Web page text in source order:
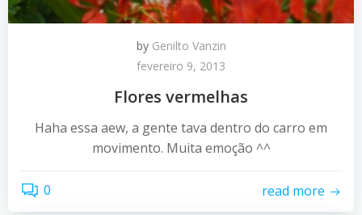
by Genilto Vanzin
fevereiro 9, 2013
Flores vermelhas
Haha essa aew, a gente tava dentro do carro em
movimento. Muita emoção ^^
0 read more